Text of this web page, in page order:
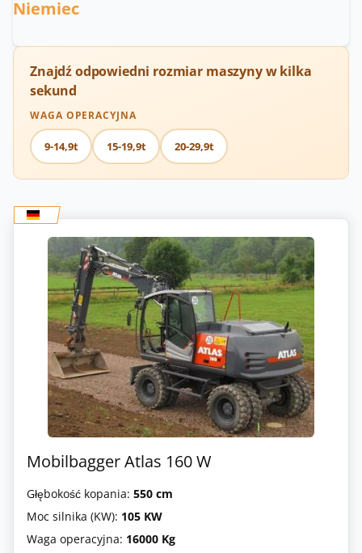
Niemiec
Znajdź odpowiedni rozmiar maszyny w kilka
sekund
WAGA OPERACYJNA
9-14,9t 15-19,9t 20-29,9t
Mobilbagger Atlas 160 W
Głębokość kopania: 550 cm
Moc silnika (KW): 105 KW
Waga operacyjna: 16000 Kg